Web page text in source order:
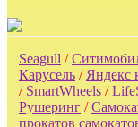
Seagull /
Карусель/ Яндекс
/ SmartWheels/
Рушеринг/
прокатов